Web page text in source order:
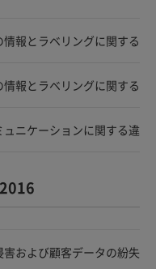
報とラベリングに関する要
報とラベリングに関する違
ニケーションに関する違反
および顧客データの紛失